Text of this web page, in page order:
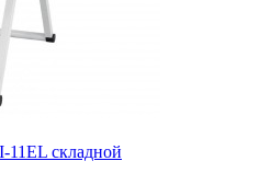
складной